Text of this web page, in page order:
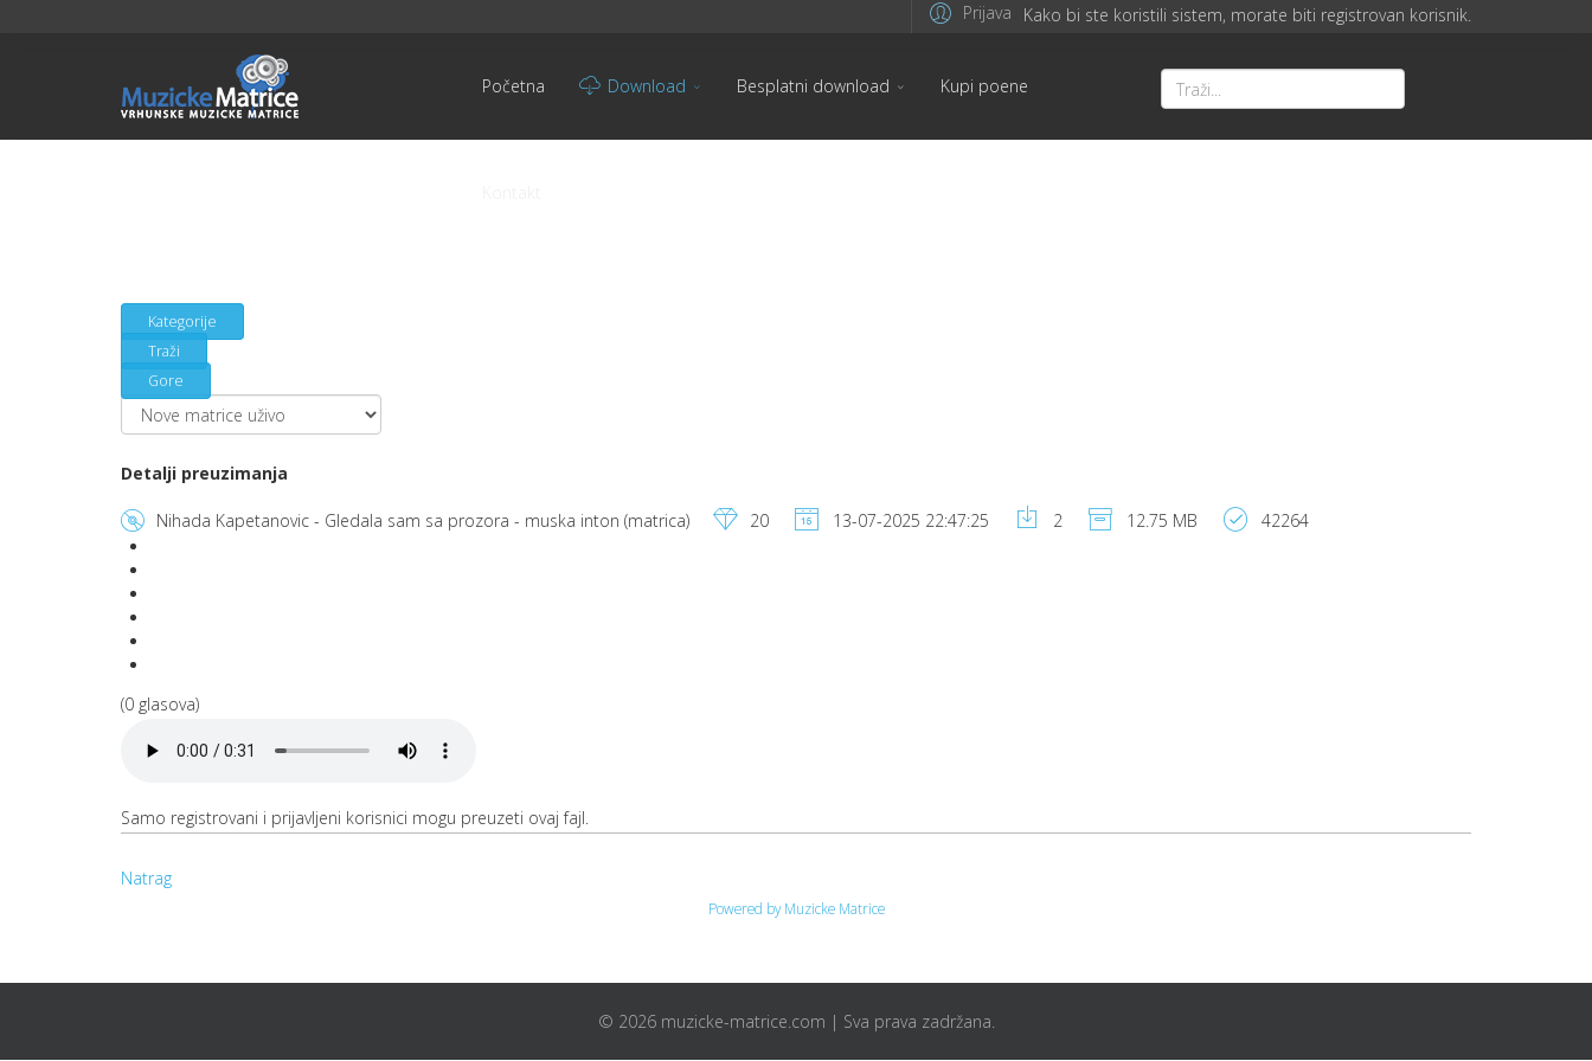
Prijava Kako bi ste koristili sistem, morate biti registrovan korisnik.
Početna Download Besplatni download Kupi poene
Kategorije
Traži
Gore
Detalji preuzimanja
Nihada Kapetanovic - Gledala sam sa prozora - muska inton (matrica) 20 13-07-2025 22:47:25 2 12.75 MB 42264
(0 glasova)
Samo registrovani i prijavljeni korisnici mogu preuzeti ovaj fajl.
Natrag
Powered by Muzicke Matrice
© 2026 muzicke-matrice.com | Sva prava zadržana.